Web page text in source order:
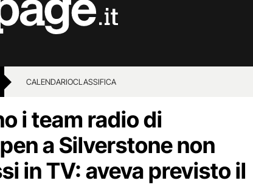
CALENDARIOCLASSIFICA
i team radio di
a Silverstone non
in TV: aveva previsto il